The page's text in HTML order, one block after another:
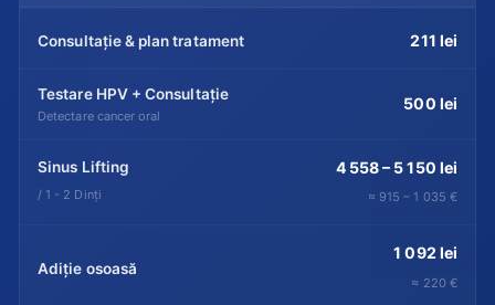
Consultație & plan tratament 211 lei
Testare HPV + Consultație
Detectare cancer oral
500 lei
Sinus Lifting
/ 1 - 2 Dinți
4 558 – 5 150 lei
≈ 915 – 1 035 €
Adiție osoasă
1 092 lei
≈ 220 €